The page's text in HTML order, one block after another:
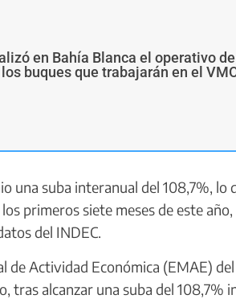
en Bahía Blanca el operativo de
buques que trabajarán en el
una suba interanual del 108,7%, lo
primeros siete meses de este
del INDEC.
Actividad Económica (EMAE)
tras alcanzar una suba del 108,7%